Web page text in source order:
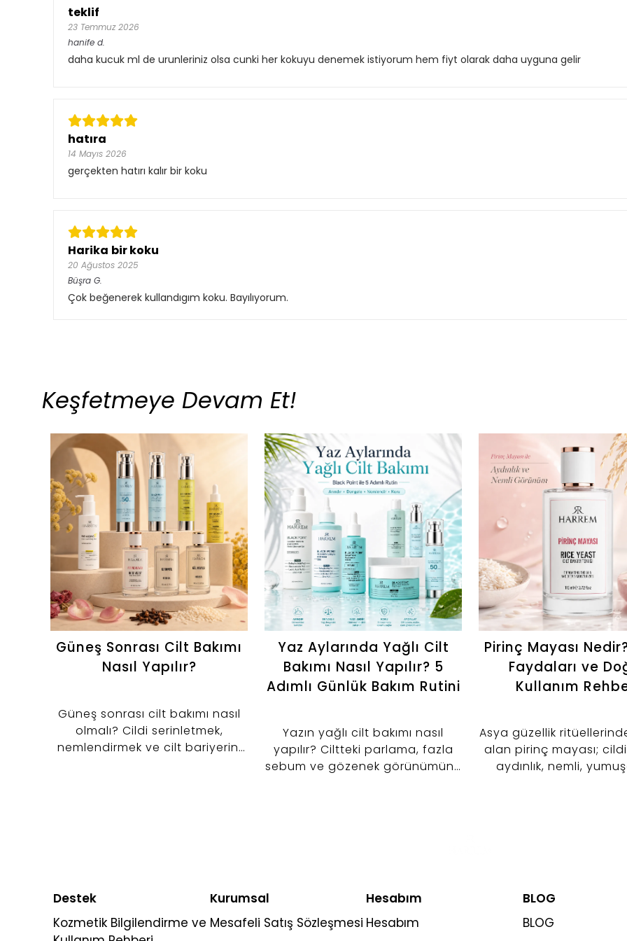
teklif
23 Temmuz 2026
hanife d.
daha kucuk ml de urunleriniz olsa cunki her kokuyu denemek istiyorum hem fiyt olarak daha uyguna gelir
hatıra
14 Mayıs 2026
gerçekten hatırı kalır bir koku
Harika bir koku
20 Ağustos 2025
Büşra G.
Çok beğenerek kullandıgım koku. Bayılıyorum.
Keşfetmeye Devam Et!
Güneş Sonrası Cilt Bakımı
Nasıl Yapılır?
Güneş sonrası cilt bakımı nasıl
olmalı? Cildi serinletmek,
nemlendirmek ve cilt bariyerini
Yaz Aylarında Yağlı Cilt
Bakımı Nasıl Yapılır? 5
Adımlı Günlük Bakım Rutini
Yazın yağlı cilt bakımı nasıl
yapılır? Ciltteki parlama, fazla
sebum ve gözenek görünümünü
Pirinç Mayası
Faydaları ve
Kullanım
Asya güzellik
alan pirinç mayası;
aydınlık, nemli,
görünümüne yönelik
yapmak isteyenler
Destek
Kozmetik Bilgilendirme ve
Kurumsal
Mesafeli Satış Sözleşmesi
Hesabım
Hesabım
BLOG
BLOG